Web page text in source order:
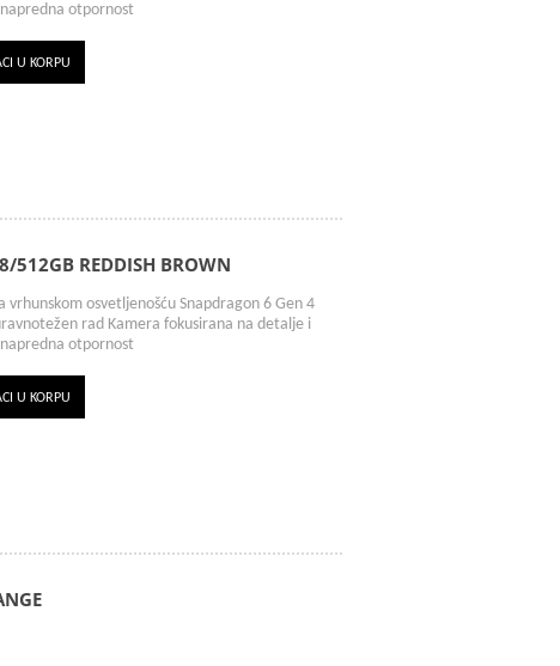
otpornost
U KORPU
512GB REDDISH BROWN
osvetljenošću Snapdragon 6 Gen 4
rad Kamera fokusirana na detalje i
otpornost
U KORPU